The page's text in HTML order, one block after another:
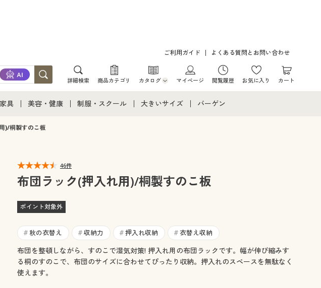
ご利用ガイド よくある質問とお問い合わせ
詳細検索 商品カテゴリ カタログ
カタログ・チラシからのご注文
マイページ 閲覧履歴 お気に入り カート
具
具通販すべて
ブリック
美容・健康
美容・健康通販すべて
制服・スクール
ジュニア・ティーンズ下着
大きいサイズ
大きいサイズ レディース下着
大きいサイズ 事務・制服
バーゲン
)/桐製すのこ板
46件
布団ラック(押入れ用)/桐製すのこ板
ポイント対象外
# 秋の衣替え # 収納力 # 押入れ収納 # 衣替え収納
布団を整頓しながら、すのこで湿気対策! 押入れ用の布団ラックです。幅が伸び縮みす
る桐のすのこで、布団のサイズに合わせてぴったり収納。押入れのスペースを無駄なく
使えます。